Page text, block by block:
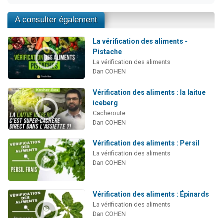
A consulter également
La vérification des aliments -
Pistache
La vérification des aliments
Dan COHEN
Vérification des aliments : la laitue
iceberg
Cacheroute
Dan COHEN
Vérification des aliments : Persil
La vérification des aliments
Dan COHEN
Vérification des aliments : Épinards
La vérification des aliments
Dan COHEN